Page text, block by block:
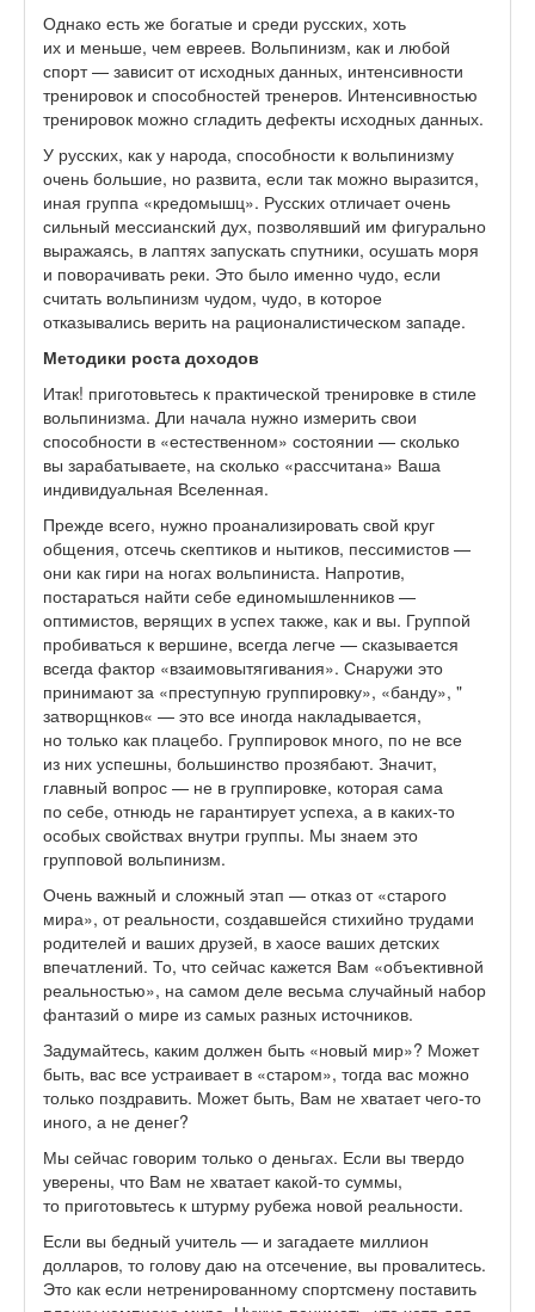
Однако есть же богатые и среди русских, хоть
их и меньше, чем евреев. Вольпинизм, как и любой
спорт — зависит от исходных данных, интенсивности
тренировок и способностей тренеров. Интенсивностью
тренировок можно сгладить дефекты исходных данных.
У русских, как у народа, способности к вольпинизму
очень большие, но развита, если так можно выразится,
иная группа «кредомышц». Русских отличает очень
сильный мессианский дух, позволявший им фигурально
выражаясь, в лаптях запускать спутники, осушать моря
и поворачивать реки. Это было именно чудо, если
считать вольпинизм чудом, чудо, в которое
отказывались верить на рационалистическом западе.
Методики роста доходов
Итак! приготовьтесь к практической тренировке в стиле
вольпинизма. Дли начала нужно измерить свои
способности в «естественном» состоянии — сколько
вы зарабатываете, на сколько «рассчитана» Ваша
индивидуальная Вселенная.
Прежде всего, нужно проанализировать свой круг
общения, отсечь скептиков и нытиков, пессимистов —
они как гири на ногах вольпиниста. Напротив,
постараться найти себе единомышленников —
оптимистов, верящих в успех также, как и вы. Группой
пробиваться к вершине, всегда легче — сказывается
всегда фактор «взаимовытягивания». Снаружи это
принимают за «преступную группировку», «банду», "
затворщнков« — это все иногда накладывается,
но только как плацебо. Группировок много, по не все
из них успешны, большинство прозябают. Значит,
главный вопрос — не в группировке, которая сама
по себе, отнюдь не гарантирует успеха, а в каких-то
особых свойствах внутри группы. Мы знаем это
групповой вольпинизм.
Очень важный и сложный этап — отказ от «старого
мира», от реальности, создавшейся стихийно трудами
родителей и ваших друзей, в хаосе ваших детских
впечатлений. То, что сейчас кажется Вам «объективной
реальностью», на самом деле весьма случайный набор
фантазий о мире из самых разных источников.
Задумайтесь, каким должен быть «новый мир»? Может
быть, вас все устраивает в «старом», тогда вас можно
только поздравить. Может быть, Вам не хватает чего-то
иного, а не денег?
Мы сейчас говорим только о деньгах. Если вы твердо
уверены, что Вам не хватает какой-то суммы,
то приготовьтесь к штурму рубежа новой реальности.
Если вы бедный учитель — и загадаете миллион
долларов, то голову даю на отсечение, вы провалитесь.
Это как если нетренированному спортсмену поставить